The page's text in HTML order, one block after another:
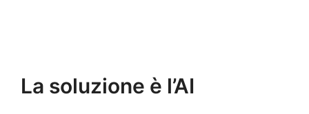
La soluzione è l’AI